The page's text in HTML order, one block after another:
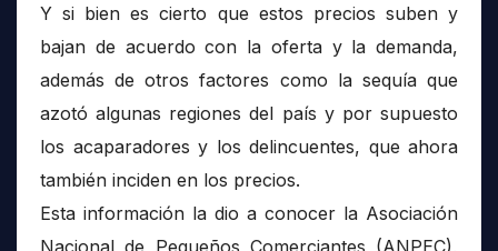
Y si bien es cierto que estos precios suben y
bajan de acuerdo con la oferta y la demanda,
además de otros factores como la sequía que
azotó algunas regiones del país y por supuesto
los acaparadores y los delincuentes, que ahora
también inciden en los precios.
Esta información la dio a conocer la Asociación
Nacional de Pequeños Comerciantes (ANPEC),